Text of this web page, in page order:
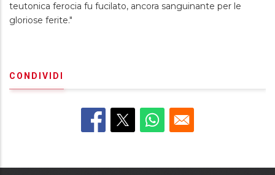
teutonica ferocia fu fucilato, ancora sanguinante per le
gloriose ferite."
CONDIVIDI